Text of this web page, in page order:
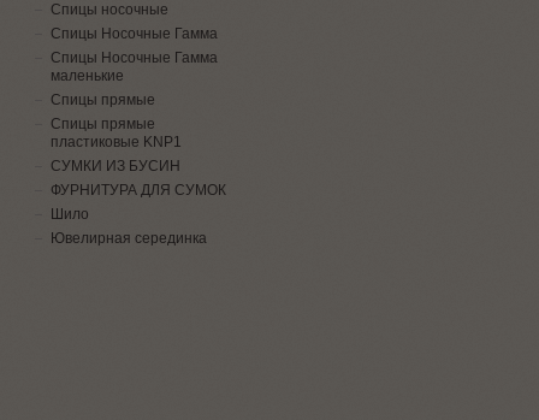
Спицы носочные
Спицы Носочные Гамма
Спицы Носочные Гамма
маленькие
Спицы прямые
Спицы прямые
пластиковые KNP1
СУМКИ ИЗ БУСИН
ФУРНИТУРА ДЛЯ СУМОК
Шило
Ювелирная серединка